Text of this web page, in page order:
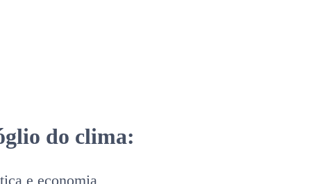
do clima:
e economia